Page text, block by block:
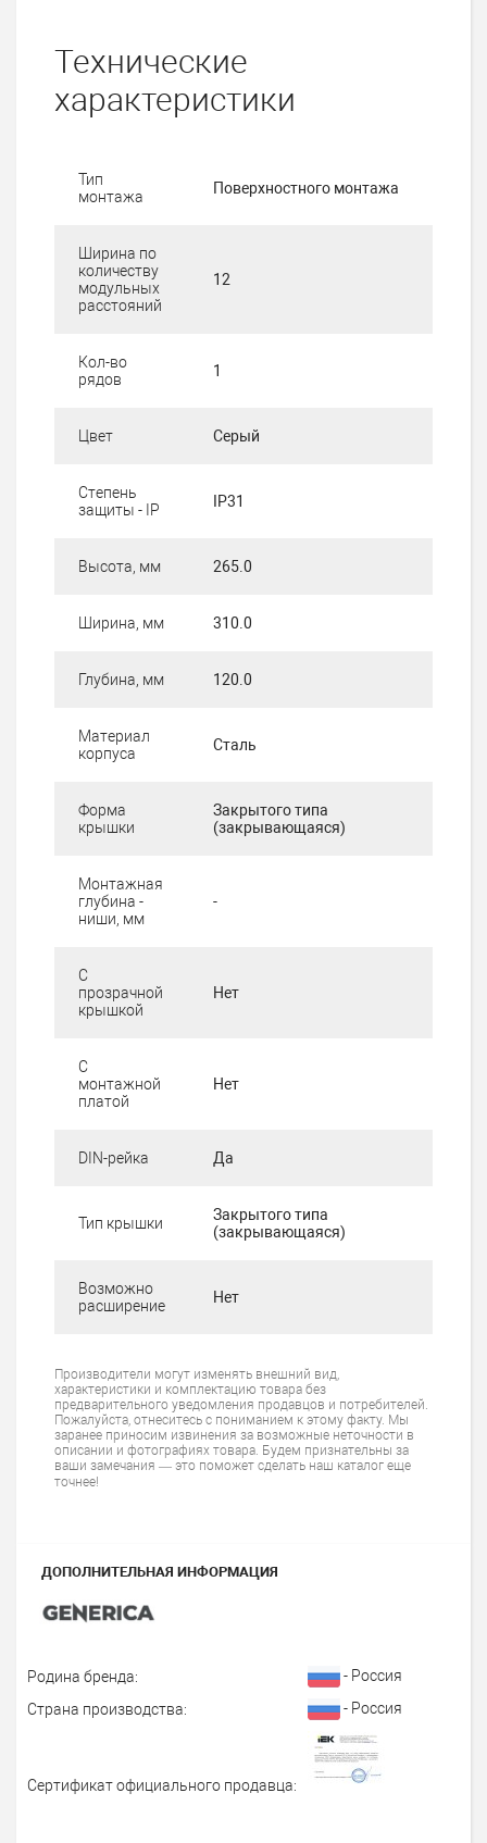
Технические
характеристики
Тип
монтажа
Поверхностного монтажа
Ширина по
количеству
модульных
расстояний
12
Кол-во
рядов
1
Цвет Серый
Степень
защиты - IP
IP31
Высота, мм 265.0
Ширина, мм 310.0
Глубина, мм 120.0
Материал
корпуса
Сталь
Форма
крышки
Закрытого типа
(закрывающаяся)
Монтажная
глубина -
ниши, мм
-
С
прозрачной
крышкой
Нет
С
монтажной
платой
Нет
DIN-рейка Да
Тип крышки
Закрытого типа
(закрывающаяся)
Возможно
расширение
Нет
Производители могут изменять внешний вид,
характеристики и комплектацию товара без
предварительного уведомления продавцов и потребителей.
Пожалуйста, отнеситесь с пониманием к этому факту. Мы
заранее приносим извинения за возможные неточности в
описании и фотографиях товара. Будем признательны за
ваши замечания — это поможет сделать наш каталог еще
точнее!
ДОПОЛНИТЕЛЬНАЯ ИНФОРМАЦИЯ
Родина бренда:
- Россия
Страна производства:
- Россия
Сертификат официального продавца: